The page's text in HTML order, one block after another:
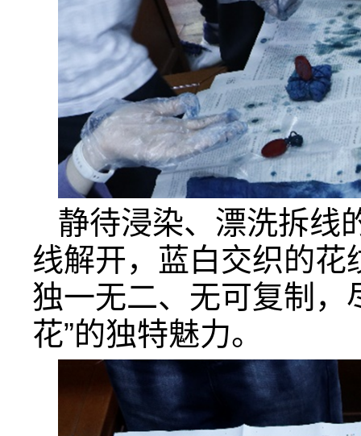
静待浸染、漂洗拆线
线解开，蓝白交织的
独一无二、无可复制，
花”的独特魅力。